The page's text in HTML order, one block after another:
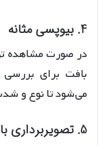
4. بیوپسی مثانه
در صورت مشاهده
بافت برای
می‌شود تا نوع و
5. تصویربرداری با سی‌تی‌اسکن